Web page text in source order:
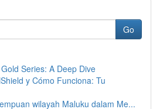
Go
Series: A Deep Dive
y Cómo Funciona: Tu
wilayah Maluku dalam Me...